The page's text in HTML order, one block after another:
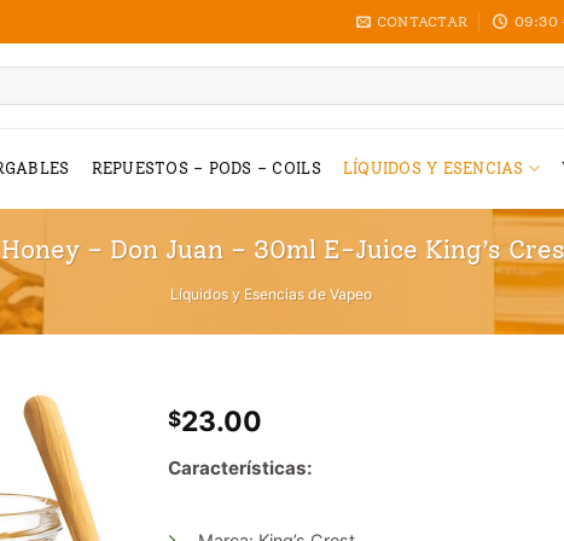
CONTACTAR 09:30
REPUESTOS – PODS – COILS LÍQUIDOS Y ESENCIAS
– Don Juan – 30ml E-Juice King’s
Líquidos y Esencias de Vapeo
$23.00
Características: